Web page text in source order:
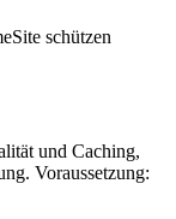
schützen
und Caching,
Voraussetzung: